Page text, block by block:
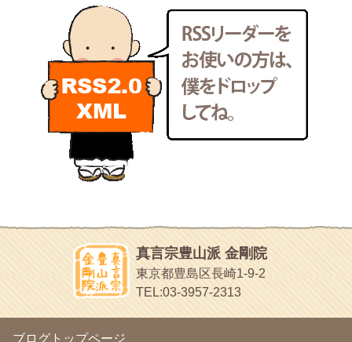
2011年7月(18)
2011年6月
2011年5月
(15)
2011年4月(17)
2011年3月(15)
2011年2月
2011年1月(22)
2010年12月(21)
2010年11月
2010年10月(13)
(16)
2010年6月(18)
2010年5月(22)
2010年4月(25)
2010年3月
(22)
2010年2月(23)
2010年1月(23)
(18)
新聞屋の道具箱
新聞社で使われる用語の解説など
makotoさんの御符内巡礼記
東京の巡礼記です
POLYHEDON
いろいろなことが書いてあるよ
bunchan
あちこち行って！
目白鍼灸院
日本人の繊細な体質にあわせた、やさしく気持ちよい鍼灸治療で
ほうげん日記
放言じゃなくて和尚さんの名前だよ
面白いサイトみつけたよ。
ヘェ～という感じ
chocolab.Air♪DIALY
ラブラドールのワンちゃんがかわいいよ
真言宗豊山派 金剛院
東京都豊島区長崎1-9-2
TEL:03-3957-2313
ブログトップページ